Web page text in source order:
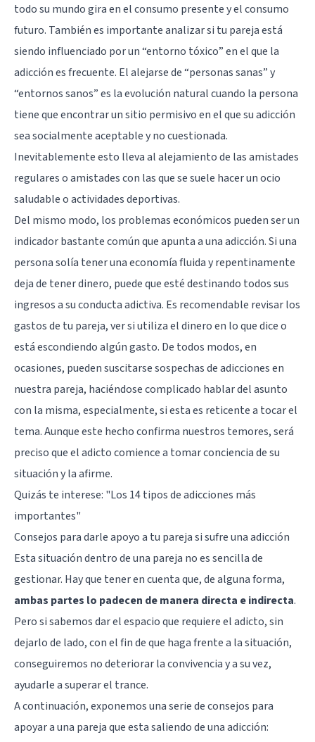
todo su mundo gira en el consumo presente y el consumo
futuro. También es importante analizar si tu pareja está
siendo influenciado por un “entorno tóxico” en el que la
adicción es frecuente. El alejarse de “personas sanas” y
“entornos sanos” es la evolución natural cuando la persona
tiene que encontrar un sitio permisivo en el que su adicción
sea socialmente aceptable y no cuestionada.
Inevitablemente esto lleva al alejamiento de las amistades
regulares o amistades con las que se suele hacer un ocio
saludable o actividades deportivas.
Del mismo modo, los problemas económicos pueden ser un
indicador bastante común que apunta a una adicción. Si una
persona solía tener una economía fluida y repentinamente
deja de tener dinero, puede que esté destinando todos sus
ingresos a su conducta adictiva. Es recomendable revisar los
gastos de tu pareja, ver si utiliza el dinero en lo que dice o
está escondiendo algún gasto. De todos modos, en
ocasiones, pueden suscitarse sospechas de adicciones en
nuestra pareja, haciéndose complicado hablar del asunto
con la misma, especialmente, si esta es reticente a tocar el
tema. Aunque este hecho confirma nuestros temores, será
preciso que el adicto comience a tomar conciencia de su
situación y la afirme.
Quizás te interese: "Los 14 tipos de adicciones más
importantes"
Consejos para darle apoyo a tu pareja si sufre una adicción
Esta situación dentro de una pareja no es sencilla de
gestionar. Hay que tener en cuenta que, de alguna forma,
ambas partes lo padecen de manera directa e indirecta.
Pero si sabemos dar el espacio que requiere el adicto, sin
dejarlo de lado, con el fin de que haga frente a la situación,
conseguiremos no deteriorar la convivencia y a su vez,
ayudarle a superar el trance.
A continuación, exponemos una serie de consejos para
apoyar a una pareja que esta saliendo de una adicción: